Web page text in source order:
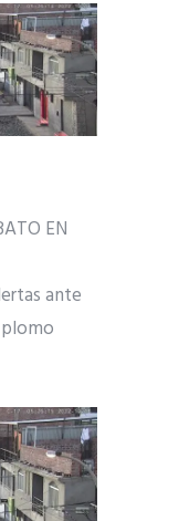
EN
ante